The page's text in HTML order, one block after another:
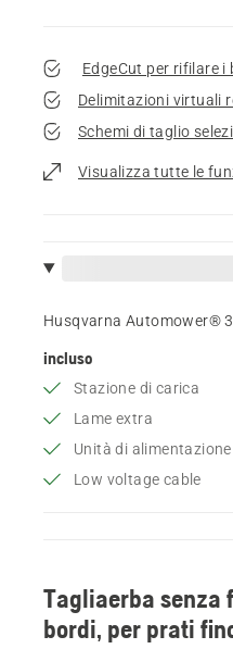
EdgeCut per rifilare i
Delimitazioni virtuali
Schemi di taglio
Visualizza tutte le
Husqvarna Automower®
incluso
Stazione di carica
Lame extra
Unità di alimentazione
Low voltage cable
Tagliaerba senza
bordi, per prati